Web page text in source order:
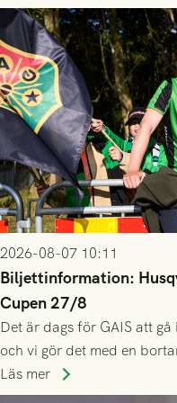
2026-08-07 10:11
Biljettinformation:
Cupen 27/8
Det är dags för GAIS att
och vi gör det med en
Husqvarna FF. Häng med
Läs mer